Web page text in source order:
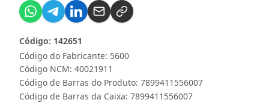
Código do Fabricante: 5600
Código: 142651
Código NCM: 40021911
Código de Barras do Produto: 7899411556007
Código de Barras da Caixa: 7899411556007